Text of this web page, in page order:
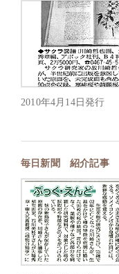
2010年4月14日発行
毎日新聞 紹介記事